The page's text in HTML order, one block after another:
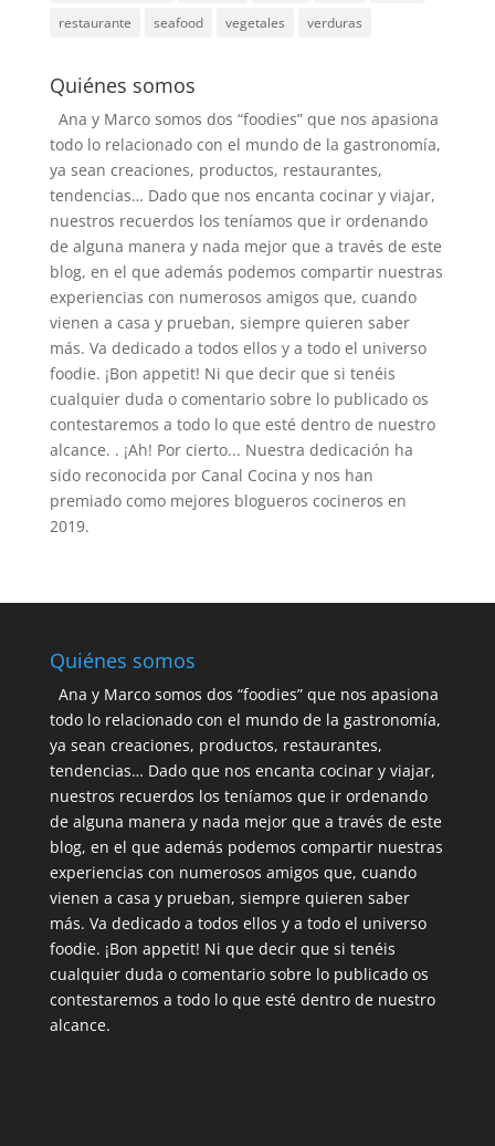
restaurante
seafood vegetales verduras
Quiénes somos
Ana y Marco somos dos “foodies” que nos apasiona
todo lo relacionado con el mundo de la gastronomía,
ya sean creaciones, productos, restaurantes,
tendencias… Dado que nos encanta cocinar y viajar,
nuestros recuerdos los teníamos que ir ordenando
de alguna manera y nada mejor que a través de este
blog, en el que además podemos compartir nuestras
experiencias con numerosos amigos que, cuando
vienen a casa y prueban, siempre quieren saber
más. Va dedicado a todos ellos y a todo el universo
foodie. ¡Bon appetit! Ni que decir que si tenéis
cualquier duda o comentario sobre lo publicado os
contestaremos a todo lo que esté dentro de nuestro
alcance. . ¡Ah! Por cierto... Nuestra dedicación ha
sido reconocida por Canal Cocina y nos han
premiado como mejores blogueros cocineros en
2019.
Quiénes somos
Ana y Marco somos dos “foodies” que nos apasiona
todo lo relacionado con el mundo de la gastronomía,
ya sean creaciones, productos, restaurantes,
tendencias… Dado que nos encanta cocinar y viajar,
nuestros recuerdos los teníamos que ir ordenando
de alguna manera y nada mejor que a través de este
blog, en el que además podemos compartir nuestras
experiencias con numerosos amigos que, cuando
vienen a casa y prueban, siempre quieren saber
más. Va dedicado a todos ellos y a todo el universo
foodie. ¡Bon appetit! Ni que decir que si tenéis
cualquier duda o comentario sobre lo publicado os
contestaremos a todo lo que esté dentro de nuestro
alcance.